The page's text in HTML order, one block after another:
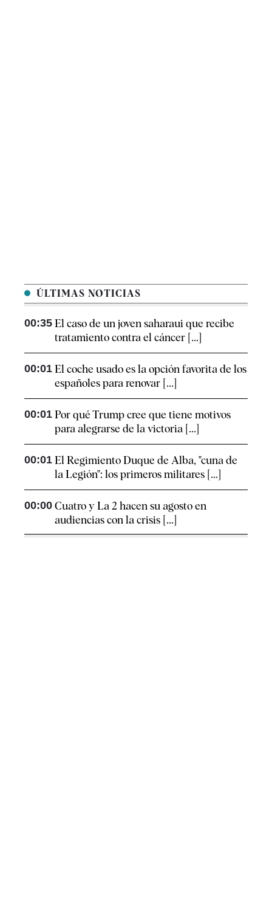
ÚLTIMAS NOTICIAS
00:35 El caso de un joven saharaui que recibe
tratamiento contra el cáncer [...]
00:01 El coche usado es la opción favorita de los
españoles para renovar [...]
00:01 Por qué Trump cree que tiene motivos
para alegrarse de la victoria [...]
00:01 El Regimiento Duque de Alba, "cuna de
la Legión": los primeros militares [...]
00:00 Cuatro y La 2 hacen su agosto en
audiencias con la crisis [...]